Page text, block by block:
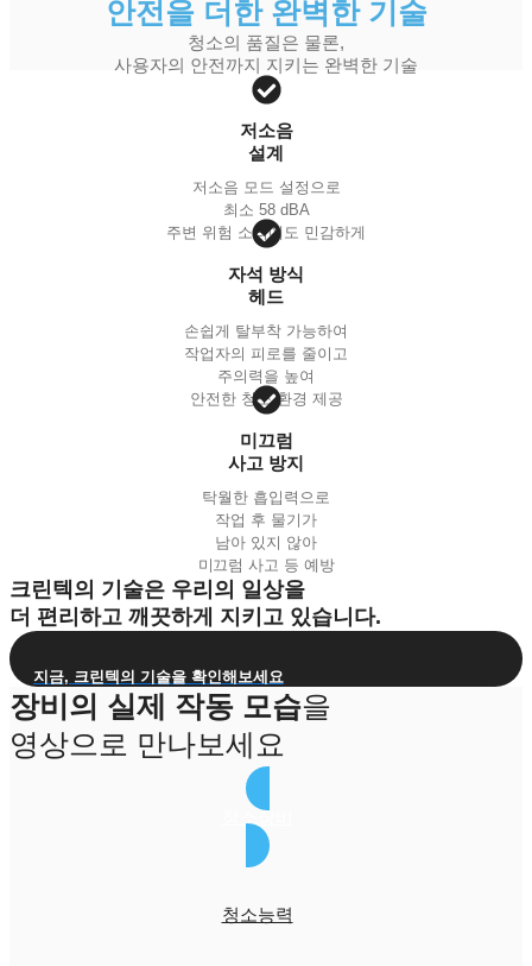
안전을 더한 완벽한 기술
청소의 품질은 물론,
사용자의 안전까지 지키는 완벽한 기술
저소음
설계
저소음 모드 설정으로
최소 58 dBA
주변 위험 소리에도 민감하게
자석 방식
헤드
손쉽게 탈부착 가능하여
작업자의 피로를 줄이고
주의력을 높여
안전한 청소 환경 제공
미끄럼
사고 방지
탁월한 흡입력으로
작업 후 물기가
남아 있지 않아
미끄럼 사고 등 예방
크린텍의 기술은 우리의 일상을
더 편리하고 깨끗하게 지키고 있습니다.
지금, 크린텍의 기술을 확인해보세요
장비의 실제 작동 모습을
영상으로 만나보세요
청소장비
청소능력